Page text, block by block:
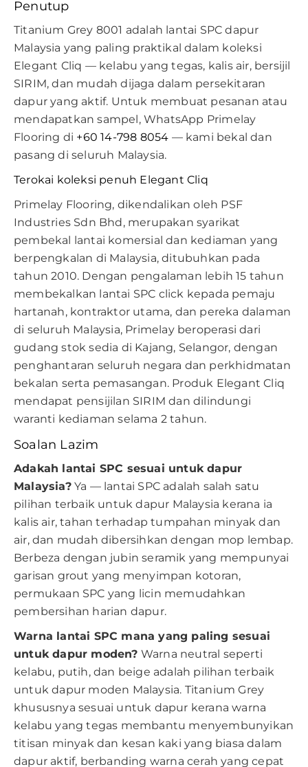
Penutup
Titanium Grey 8001 adalah lantai SPC dapur
Malaysia yang paling praktikal dalam koleksi
Elegant Cliq — kelabu yang tegas, kalis air, bersijil
SIRIM, dan mudah dijaga dalam persekitaran
dapur yang aktif. Untuk membuat pesanan atau
mendapatkan sampel, WhatsApp Primelay
Flooring di +60 14-798 8054 — kami bekal dan
pasang di seluruh Malaysia.
Terokai koleksi penuh Elegant Cliq
Primelay Flooring, dikendalikan oleh PSF
Industries Sdn Bhd, merupakan syarikat
pembekal lantai komersial dan kediaman yang
berpengkalan di Malaysia, ditubuhkan pada
tahun 2010. Dengan pengalaman lebih 15 tahun
membekalkan lantai SPC click kepada pemaju
hartanah, kontraktor utama, dan pereka dalaman
di seluruh Malaysia, Primelay beroperasi dari
gudang stok sedia di Kajang, Selangor, dengan
penghantaran seluruh negara dan perkhidmatan
bekalan serta pemasangan. Produk Elegant Cliq
mendapat pensijilan SIRIM dan dilindungi
waranti kediaman selama 2 tahun.
Soalan Lazim
Adakah lantai SPC sesuai untuk dapur
Malaysia?Ya — lantai SPC adalah salah satu
pilihan terbaik untuk dapur Malaysia kerana ia
kalis air, tahan terhadap tumpahan minyak dan
air, dan mudah dibersihkan dengan mop lembap.
Berbeza dengan jubin seramik yang mempunyai
garisan grout yang menyimpan kotoran,
permukaan SPC yang licin memudahkan
pembersihan harian dapur.
Warna lantai SPC mana yang paling sesuai
untuk dapur moden? Warna neutral seperti
kelabu, putih, dan beige adalah pilihan terbaik
untuk dapur moden Malaysia. Titanium Grey
khususnya sesuai untuk dapur kerana warna
kelabu yang tegas membantu menyembunyikan
titisan minyak dan kesan kaki yang biasa dalam
dapur aktif, berbanding warna cerah yang cepat